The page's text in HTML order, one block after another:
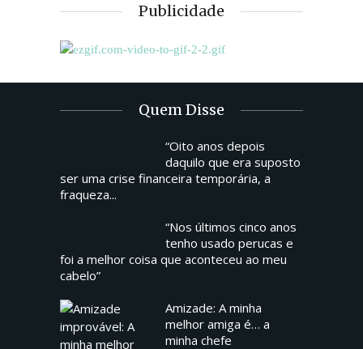
Publicidade
Quem Disse
“Oito anos depois
daquilo que era suposto
ser uma crise financeira temporária, a
fraqueza...
“Nos últimos cinco anos
tenho usado perucas e
foi a melhor coisa que aconteceu ao meu
cabelo”
Amizade: A minha
melhor amiga é… a
minha chefe